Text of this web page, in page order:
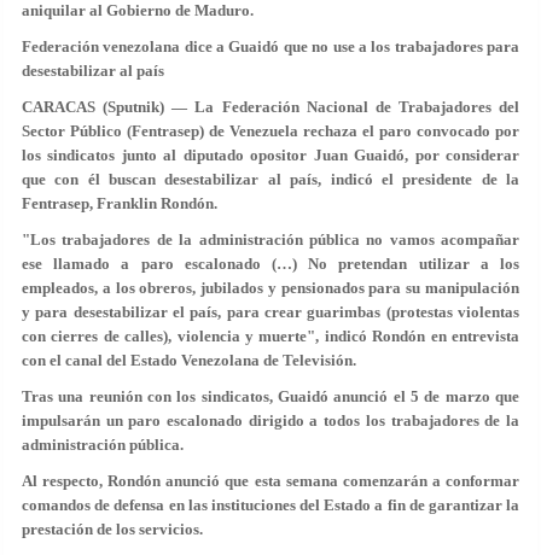
aniquilar al Gobierno de Maduro.
Federación venezolana dice a Guaidó que no use a los trabajadores para
desestabilizar al país
CARACAS (Sputnik) — La Federación Nacional de Trabajadores del
Sector Público (Fentrasep) de Venezuela rechaza el paro convocado por
los sindicatos junto al diputado opositor Juan Guaidó, por considerar
que con él buscan desestabilizar al país, indicó el presidente de la
Fentrasep, Franklin Rondón.
"Los trabajadores de la administración pública no vamos acompañar
ese llamado a paro escalonado (…) No pretendan utilizar a los
empleados, a los obreros, jubilados y pensionados para su manipulación
y para desestabilizar el país, para crear guarimbas (protestas violentas
con cierres de calles), violencia y muerte", indicó Rondón en entrevista
con el canal del Estado Venezolana de Televisión.
Tras una reunión con los sindicatos, Guaidó anunció el 5 de marzo que
impulsarán un paro escalonado dirigido a todos los trabajadores de la
administración pública.
Al respecto, Rondón anunció que esta semana comenzarán a conformar
comandos de defensa en las instituciones del Estado a fin de garantizar la
prestación de los servicios.